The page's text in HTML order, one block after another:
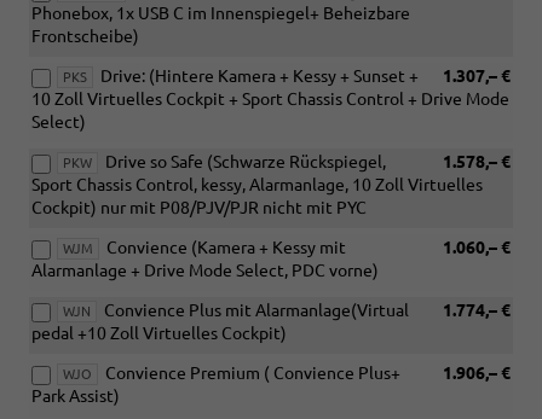
Phonebox, 1x USB C im Innenspiegel+ Beheizbare
Frontscheibe)
PKS 1.307,– €
Drive: (Hintere Kamera + Kessy + Sunset +
10 Zoll Virtuelles Cockpit + Sport Chassis Control + Drive Mode
Select)
PKW 1.578,– €
Drive so Safe (Schwarze Rückspiegel,
Sport Chassis Control, kessy, Alarmanlage, 10 Zoll Virtuelles
Cockpit) nur mit P08/PJV/PJR nicht mit PYC
WJM 1.060,– €
Convience (Kamera + Kessy mit
Alarmanlage + Drive Mode Select, PDC vorne)
WJN 1.774,– €
Convience Plus mit Alarmanlage(Virtual
pedal +10 Zoll Virtuelles Cockpit)
WJO 1.906,– €
Convience Premium ( Convience Plus+
Park Assist)